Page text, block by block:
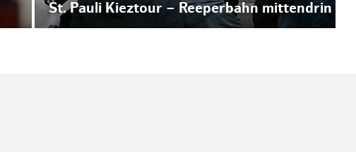
St. Pauli Kieztour – Reeperbahn mittendrin